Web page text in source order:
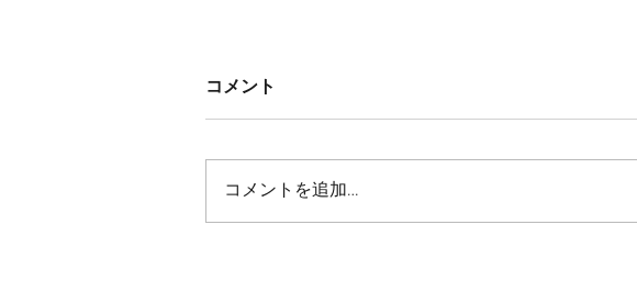
コメント
コメントを追加…